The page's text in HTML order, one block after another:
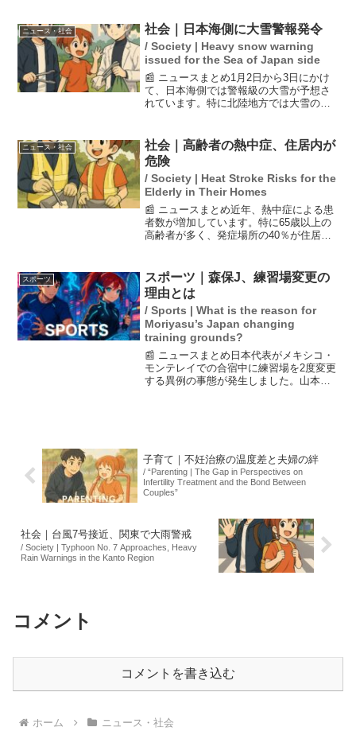
語を披露するなど多彩な魅力を発揮し
た。会場では、彼女の明るい...
ニュース・社会 社会｜日本海側に大雪警報発令
/ Society | Heavy snow warning
issued for the Sea of Japan side
📰 ニュースまとめ1月2日から3日にかけ
て、日本海側では警報級の大雪が予想さ
れています。特に北陸地方では大雪の影
でも雪が降る可能性があり、交通機関へ
の影響が予想されるた...
ニュース・社会
社会｜高齢者の熱中症、住居内が
危険
/ Society | Heat Stroke Risks for the
Elderly in Their Homes
📰 ニュースまとめ近年、熱中症による患
者数が増加しています。特に65歳以上の
高齢者が多く、発症場所の40％が住居内
も熱中症にかかるリスクが高まります。
これを受け、エアコ...
スポーツ
スポーツ｜森保J、練習場変更の
理由とは
/ Sports | What is the reason for
Moriyasu’s Japan changing
training grounds?
📰 ニュースまとめ日本代表がメキシコ・
モンテレイでの合宿中に練習場を2度変更
する異例の事態が発生しました。山本昌
子育て｜不妊治療の温度差と夫婦の絆
/ “Parenting | The Gap in Perspectives on
Infertility Treatment and the Bond Between
Couples”
社会｜台風7号接近、関東で大雨警戒
/ Society | Typhoon No. 7 Approaches, Heavy
Rain Warnings in the Kanto Region
コメント
コメントを書き込む
ホーム ニュース・社会